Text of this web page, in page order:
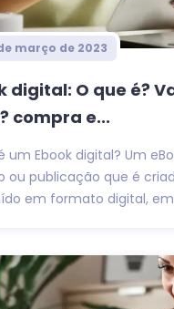
março de 2023
digital: O que é?
compra e...
um Ebook digital? Um
ou publicação que é
em formato digital, em